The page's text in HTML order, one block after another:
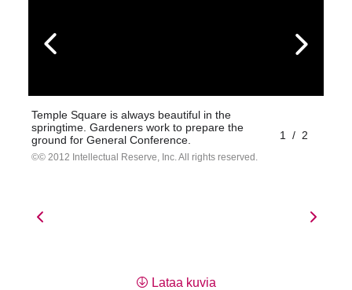
Temple Square is always beautiful in the
springtime. Gardeners work to prepare the
ground for General Conference.
© 2012 Intellectual Reserve, Inc. All rights reserved.
1 / 2
Lataa kuvia